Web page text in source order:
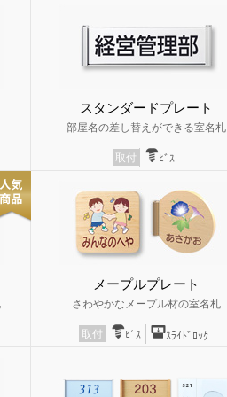
スタンダードプレート
部屋名の差し替えができる室名札
取付 ﾋﾞｽ
メープルプレート
さわやかなメープル材の室名札
取付 ﾋﾞｽ ｽﾗｲﾄﾞﾛｯｸ